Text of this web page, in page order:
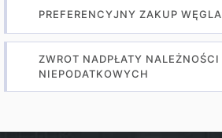
PREFERENCYJNY ZAKUP WĘGLA
ZWROT NADPŁATY NALEŻNOŚCI
NIEPODATKOWYCH